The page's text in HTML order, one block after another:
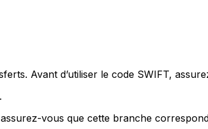
Avant d’utiliser le code SWIFT,
vous que cette branche